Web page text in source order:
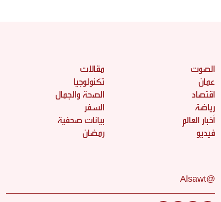
الصوت
عمان
اقتصاد
رياضة
أخبار العالم
فيديو
مقالات
تكنولوجيا
الصحة والجمال
السفر
بيانات صحفية
رمضان
@Alsawt